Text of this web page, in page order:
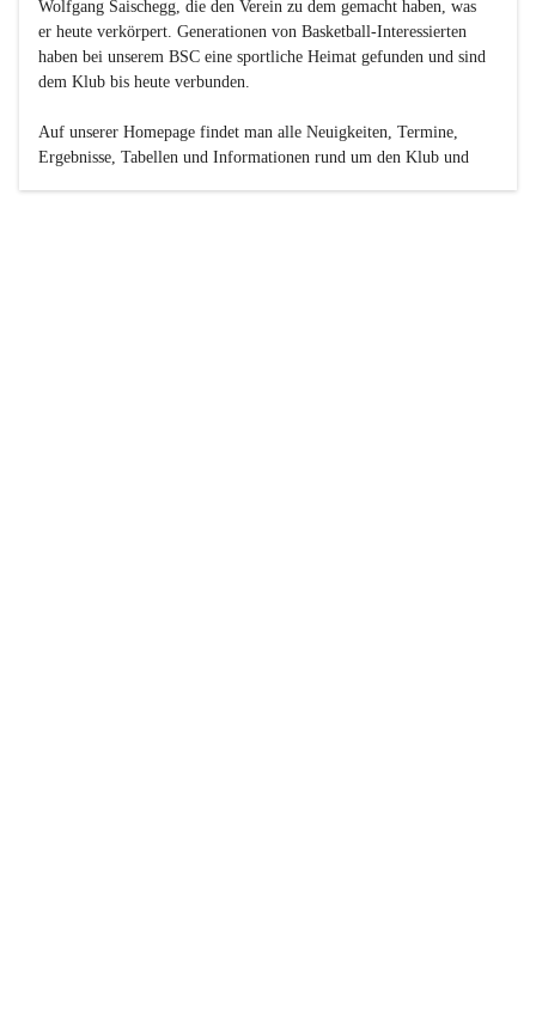
Wolfgang Saischegg, die den Verein zu dem gemacht haben, was
er heute verkörpert. Generationen von Basketball-Interessierten
haben bei unserem BSC eine sportliche Heimat gefunden und sind
dem Klub bis heute verbunden.
Auf unserer Homepage findet man alle Neuigkeiten, Termine,
Ergebnisse, Tabellen und Informationen rund um den Klub und